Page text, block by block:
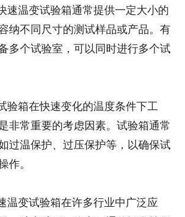
速温变试验箱通常提供一定大小的
纳不同尺寸的测试样品或产品。有
多个试验室，可以同时进行多个试
验箱在快速变化的温度条件下工
非常重要的考虑因素。试验箱通常
过温保护、过压保护等，以确保试
作。
温变试验箱在许多行业中广泛应